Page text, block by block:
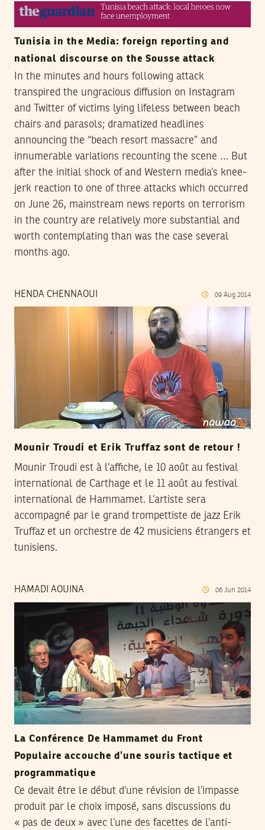
Tunisia in the Media: foreign reporting and
national discourse on the Sousse attack
In the minutes and hours following attack
transpired the ungracious diffusion on Instagram
and Twitter of victims lying lifeless between beach
chairs and parasols; dramatized headlines
announcing the “beach resort massacre” and
innumerable variations recounting the scene … But
after the initial shock of and Western media’s knee-
jerk reaction to one of three attacks which occurred
on June 26, mainstream news reports on terrorism
in the country are relatively more substantial and
worth contemplating than was the case several
months ago.
HENDA CHENNAOUI 09 Aug 2014
Mounir Troudi et Erik Truffaz sont de retour !
Mounir Troudi est à l’affiche, le 10 août au festival
international de Carthage et le 11 août au festival
international de Hammamet. L’artiste sera
accompagné par le grand trompettiste de jazz Erik
Truffaz et un orchestre de 42 musiciens étrangers et
tunisiens.
HAMADI AOUINA 06 Jun 2014
La Conférence De Hammamet du Front
Populaire accouche d’une souris tactique et
programmatique
Ce devait être le début d’une révision de l’impasse
produit par le choix imposé, sans discussions du
« pas de deux » avec l’une des facettes de l’anti-